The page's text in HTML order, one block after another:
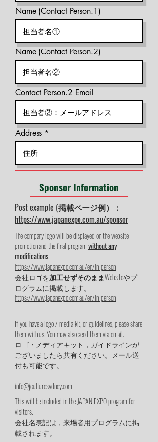
Name (Contact Person.1)
Name (Contact Person.2)
Contact Person.2 Email
Address
Sponsor Information
Post example (掲載ページ例）：
https://www.japanexpo.com.au/sponsor
The company logo will be displayed on the website
promotion and the final programwithout any
modifications.
https://www.japanexpo.com.au/en/in-person
会社ロゴを加工せずそのままWebsiteやプ
ログラムに掲載します。
https://www.japanexpo.com.au/en/in-person
If you have a logo / media kit, or guidelines, please share
them with us. You may also send them via email.
ロゴ・メディアキット，ガイドラインが
ございましたら共有ください。メール送
付も可能です。
info@jculturesydney.com
This will be included in the JAPAN EXPO program for
visitors.
会社名表記は，来場者用プログラムに掲
載されます。